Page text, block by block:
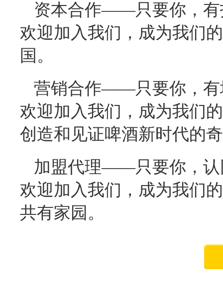
资本合作——只要你，有
欢迎加入我们，成为我们
国。
营销合作——只要你，有
欢迎加入我们，成为我们
创造和见证啤酒新时代的
加盟代理——只要你，认
欢迎加入我们，成为我们
共有家园。